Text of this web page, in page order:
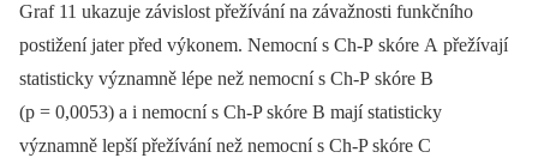
Graf 11 ukazuje závislost přežívání na závažnosti funkčního
postižení jater před výkonem. Nemocní s Ch-P skóre A přežívají
statisticky významně lépe než nemocní s Ch-P skóre B
(p = 0,0053) a i nemocní s Ch-P skóre B mají statisticky
významně lepší přežívání než nemocní s Ch-P skóre C